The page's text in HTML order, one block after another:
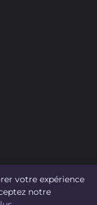
votre expérience
notre